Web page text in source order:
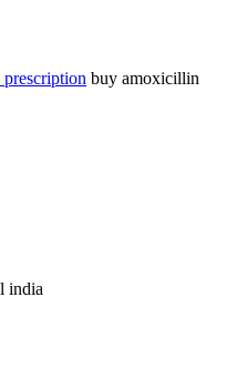
buy amoxicillin
india